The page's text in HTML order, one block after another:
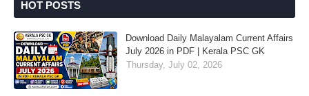
HOT POSTS
Download Daily Malayalam Current Affairs
July 2026 in PDF | Kerala PSC GK
Thursday, July 02, 2026